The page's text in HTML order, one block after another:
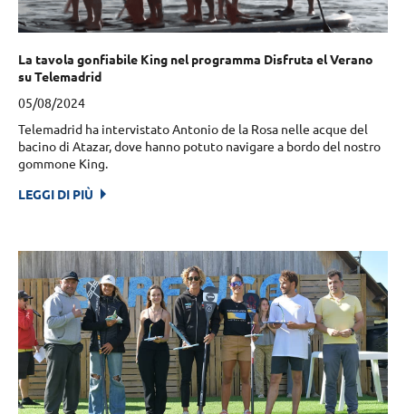
La tavola gonfiabile King nel programma Disfruta el Verano
su Telemadrid
05/08/2024
Telemadrid ha intervistato Antonio de la Rosa nelle acque del
bacino di Atazar, dove hanno potuto navigare a bordo del nostro
gommone King.
LEGGI DI PIÙ